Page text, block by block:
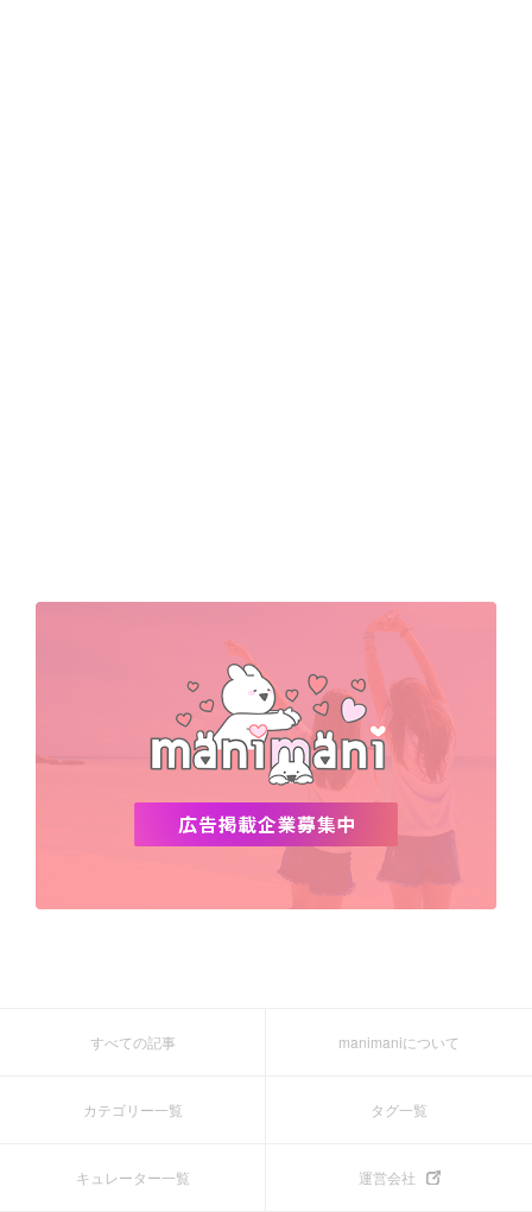
すべての記事 manimaniについて
カテゴリー一覧 タグ一覧
キュレーター一覧 運営会社